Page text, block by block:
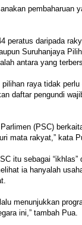
pembaharuan
peratus daripada
Suruhanjaya
antara yang
raya tidak perlu
daftar pengundi
(PSC)
mata rakyat,” kata
itu sebagai “ikhlas”
ia hanyalah
menunjukkan
ini,” tambah Pua.